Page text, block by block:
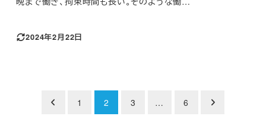
2024年2月22日
1 2 3 … 6